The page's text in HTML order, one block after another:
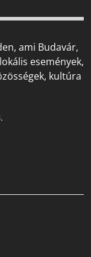
ami Budavár,
események,
kultúra